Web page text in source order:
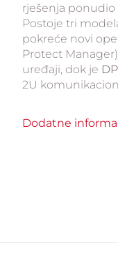
rješenja ponudio
Postoje tri
pokreće novi
Protect
uređaji, dok je
2U
Dodatne